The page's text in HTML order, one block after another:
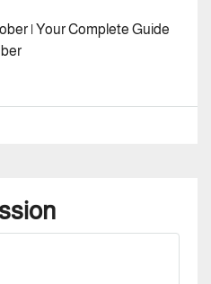
| Your Complete Guide